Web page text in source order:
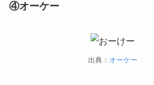
④オーケー
出典： オーケー